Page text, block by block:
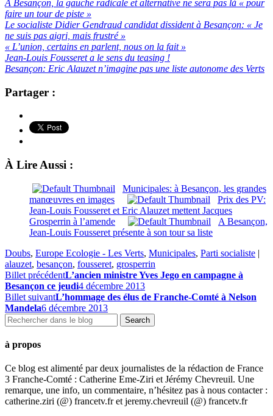
A Besançon, la gauche radicale et alternative ne sera pas là « pour
faire un tour de piste »
Le socialiste Didier Gendraud candidat dissident à Besançon: « Je
ne suis pas aigri, mais frustré »
« L’union, certains en parlent, nous on la fait »
Jean-Louis Fousseret a le sens du teasing !
Besançon: Eric Alauzet n’imagine pas une liste autonome des Verts
Partager :
À Lire Aussi :
Municipales: à Besançon, les grandes
manœuvres en images
Prix des PV:
Jean-Louis Fousseret et Eric Alauzet mettent Jacques
Grosperrin à l’amende
A Besançon,
Jean-Louis Fousseret présente à son tour sa liste
Doubs, Europe Ecologie - Les Verts, Municipales, Parti socialiste |
alauzet, besançon, fousseret, grosperrin
Billet précédentL’ancien ministre Yves Jego en campagne à
Besançon ce jeudi4 décembre 2013
Billet suivantL’hommage des élus de Franche-Comté à Nelson
Mandela6 décembre 2013
à propos
Ce blog est alimenté par deux journalistes de la rédaction de France
3 Franche-Comté : Catherine Eme-Ziri et Jérémy Chevreuil. Une
remarque, une info, un commentaire, n’hésitez pas à nous contacter :
catherine.ziri (@) francetv.fr et jeremy.chevreuil (@) francetv.fr